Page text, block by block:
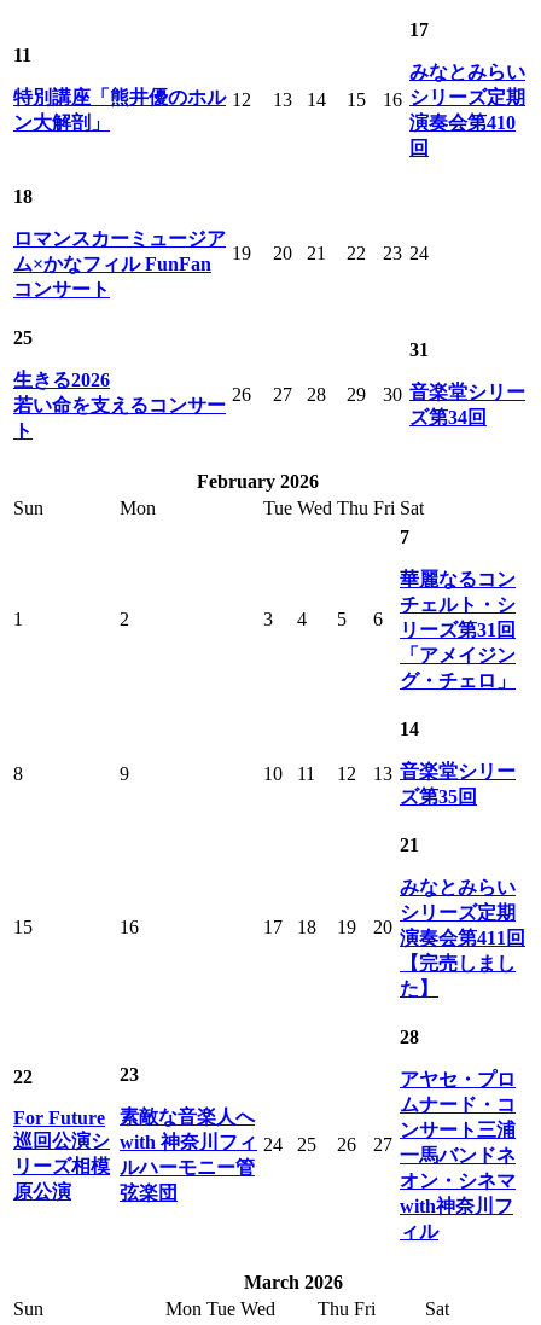
11
特別講座「熊井優のホル
ン大解剖」
12 13 14 15 16
17
みなとみらい
シリーズ定期
演奏会第410
回
18
ロマンスカーミュージア
ム×かなフィル FunFan
コンサート
19 20 21 22 23 24
25
生きる2026
若い命を支えるコンサー
ト
26 27 28 29 30
31
音楽堂シリー
ズ第34回
February 2026
Sun
Mon Tue Wed Thu Fri Sat
1 2 3 4 5 6
7
華麗なるコン
チェルト・シ
リーズ第31回
「アメイジン
グ・チェロ」
8 9 10 11 12 13
14
音楽堂シリー
ズ第35回
15 16 17 18 19 20
21
みなとみらい
シリーズ定期
演奏会第411回
【完売しまし
た】
22
For Future
巡回公演シ
リーズ相模
原公演
23
素敵な音楽人へ
with 神奈川フィ
ルハーモニー管
弦楽団
24 25 26 27
28
アヤセ・プロ
ムナード・コ
ンサート三浦
一馬バンドネ
オン・シネマ
with神奈川フ
ィル
March 2026
Sun
Mon Tue Wed Thu Fri Sat